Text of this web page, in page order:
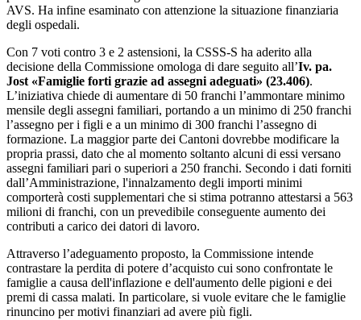
AVS. Ha infine esaminato con attenzione la situazione finanziaria
degli ospedali.
Con 7 voti contro 3 e 2 astensioni, la CSSS-S ha aderito alla
decisione della Commissione omologa di dare seguito all’Iv. pa.
Jost «Famiglie forti grazie ad assegni adeguati» (23.406).
L’iniziativa chiede di aumentare di 50 franchi l’ammontare minimo
mensile degli assegni familiari, portando a un minimo di 250 franchi
l’assegno per i figli e a un minimo di 300 franchi l’assegno di
formazione. La maggior parte dei Cantoni dovrebbe modificare la
propria prassi, dato che al momento soltanto alcuni di essi versano
assegni familiari pari o superiori a 250 franchi. Secondo i dati forniti
dall’Amministrazione, l'innalzamento degli importi minimi
comporterà costi supplementari che si stima potranno attestarsi a 563
milioni di franchi, con un prevedibile conseguente aumento dei
contributi a carico dei datori di lavoro.
Attraverso l’adeguamento proposto, la Commissione intende
contrastare la perdita di potere d’acquisto cui sono confrontate le
famiglie a causa dell'inflazione e dell'aumento delle pigioni e dei
premi di cassa malati. In particolare, si vuole evitare che le famiglie
rinuncino per motivi finanziari ad avere più figli.